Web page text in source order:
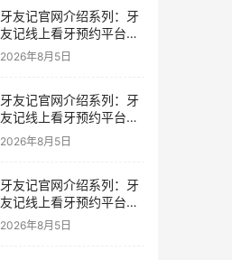
牙友记官网介绍系列：牙
友记线上看牙预约平台是
干什么的？靠谱吗？
2026年8月5日
牙友记官网介绍系列：牙
友记线上看牙预约平台让
看牙不再靠运气
2026年8月5日
牙友记官网介绍系列：牙
友记线上看牙预约平台打
破口腔行业专业壁垒新手
2026年8月5日